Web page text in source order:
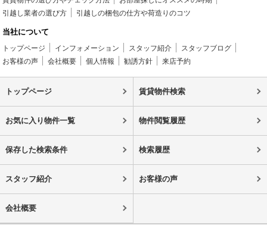
引越し業者の選び方
引越しの梱包の仕方や荷造りのコツ
当社について
トップページ インフォメーション スタッフ紹介
スタッフブログ
お客様の声
会社概要 個人情報 勧誘方針 来店予約
トップページ 賃貸物件検索
お気に入り物件一覧 物件閲覧履歴
保存した検索条件 検索履歴
スタッフ紹介 お客様の声
会社概要